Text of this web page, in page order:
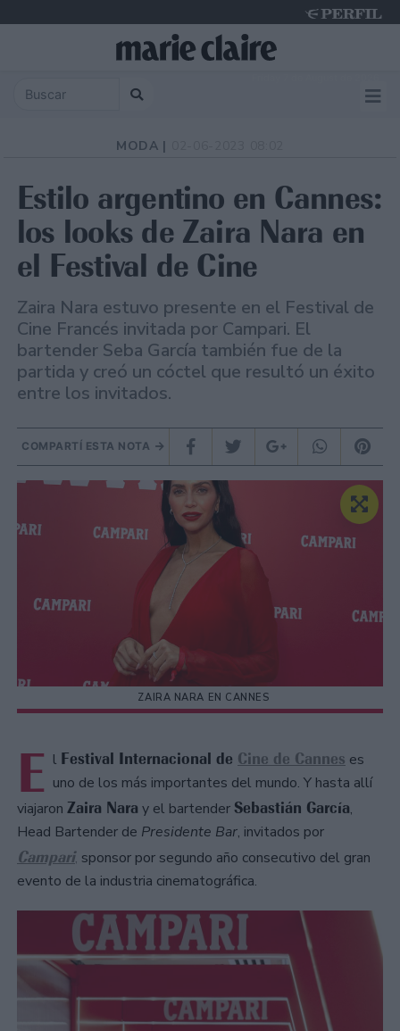
MODA |
Estilo argentino en Cannes:
los looks de Zaira Nara en
el Festival de Cine
Zaira Nara estuvo presente en el Festival de
Cine Francés invitada por Campari. El
bartender Seba García también fue de la
partida y creó un cóctel que resultó un éxito
entre los invitados.
COMPARTÍ ESTA NOTA
ZAIRA NARA EN CANNES
E l Festival Internacional de Cine de Cannes es
uno de los más importantes del mundo. Y hasta allí
viajaron Zaira Nara y el bartender Sebastián García,
Head Bartender de Presidente Bar, invitados por
Campari, sponsor por segundo año consecutivo del gran
evento de la industria cinematográfica.